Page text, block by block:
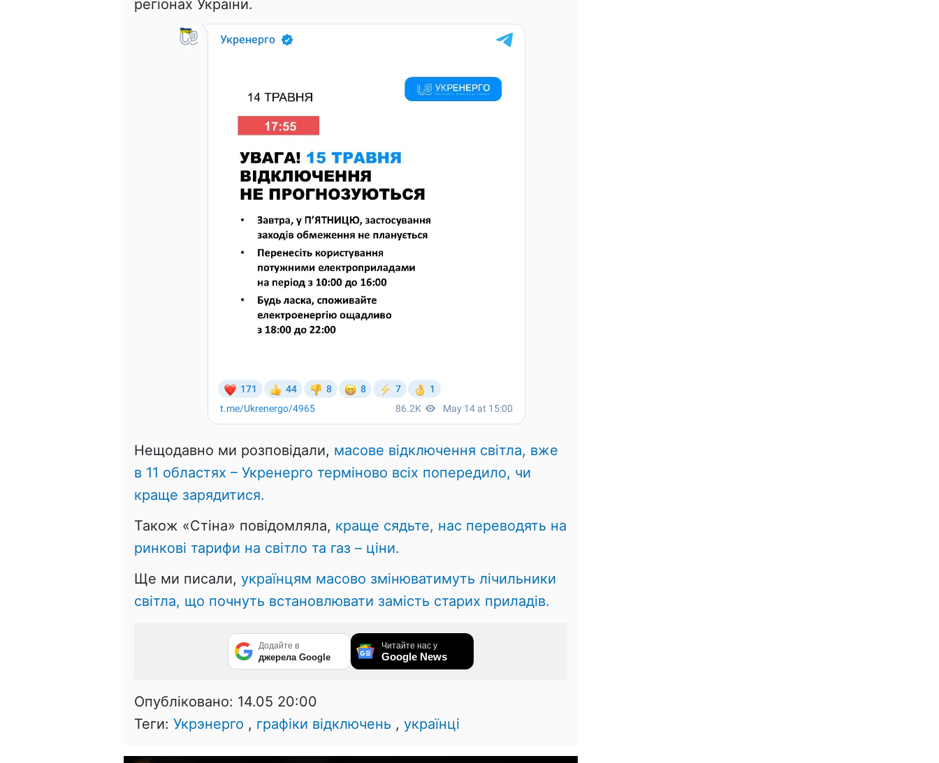
регіонах України.
Нещодавно ми розповідали, масове відключення світла, вже
в 11 областях – Укренерго терміново всіх попередило, чи
краще зарядитися.
Також «Стіна» повідомляла, краще сядьте, нас переводять на
ринкові тарифи на світло та газ – ціни.
Ще ми писали, українцям масово змінюватимуть лічильники
світла, що почнуть встановлювати замість старих приладів.
Додайте в
джерела Google
Читайте нас у
Google News
Опубліковано: 14.05 20:00
Теги: Укрэнерго , графіки відключень , українці